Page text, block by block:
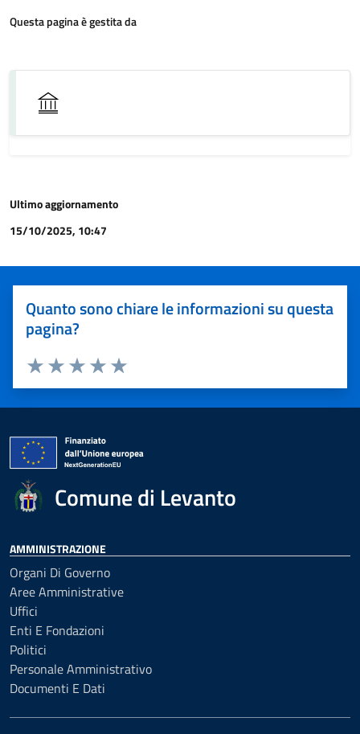
Questa pagina è gestita da
Ultimo aggiornamento
15/10/2025, 10:47
Quanto sono chiare le informazioni su questa
pagina?
Valuta 5 stelle su 5
Valuta 4 stelle su 5
Valuta 3 stelle su 5
Valuta 2 stelle su 5
Valuta 1 stelle su 5
Comune di Levanto
AMMINISTRAZIONE
Organi Di Governo
Aree Amministrative
Uffici
Enti E Fondazioni
Politici
Personale Amministrativo
Documenti E Dati